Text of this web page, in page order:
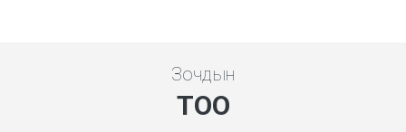
Зочдын
ТОО